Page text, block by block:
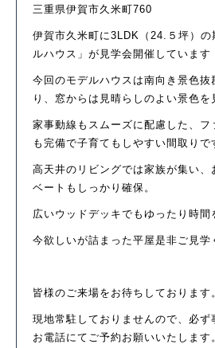
三重県伊賀市久米町760
伊賀市久米町に3LDK（24.５坪）
ルハウス」が見学会開催しています
今回のモデルハウスは南向き景色抜
り、窓からは見晴らしのよい景色を
家事動線もスムーズに配慮した、フ
も完備で子育てもしやすい間取りで
高天井のリビングでは家族が集い、
ベートもしっかり確保。
広いウッドデッキでもゆったり時間
今欲しいが詰まった平屋是非ご見学
皆様のご来場をお待ちしております
現地常駐しておりませんので、必ず
お電話にてご予約お願いいたします